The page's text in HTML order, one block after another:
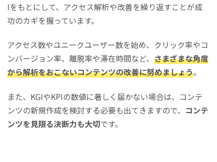
Iをもとにして、アクセス解析や改善を繰り返すことが成
功のカギを握っています。
アクセス数やユニークユーザー数を始め、クリック率やコ
ンバージョン率、離脱率や滞在時間など、 さまざまな角度
から解析をおこないコンテンツの改善に努めましょう。
また、KGIやKPIの数値に著しく届かない場合は、コンテ
ンツの新規作成を検討する必要も出てきますので、 コンテ
ンツを見限る決断力も大切です。